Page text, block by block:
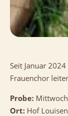
Seit Januar
Frauenchor
Probe:
Ort: Hof